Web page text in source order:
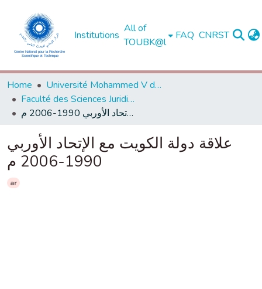
Institutions
All of
TOUBK@l
FAQ CNRST
Home
Université Mohammed V de Rabat
Faculté des Sciences Juridiques, Economiques et Sociales - Agdal - Rabat
علاقة دولة الكويت مع الإتحاد الأوربي 1990-2006 م
علاقة دولة الكويت مع الإتحاد الأوربي
1990-2006 م
ar